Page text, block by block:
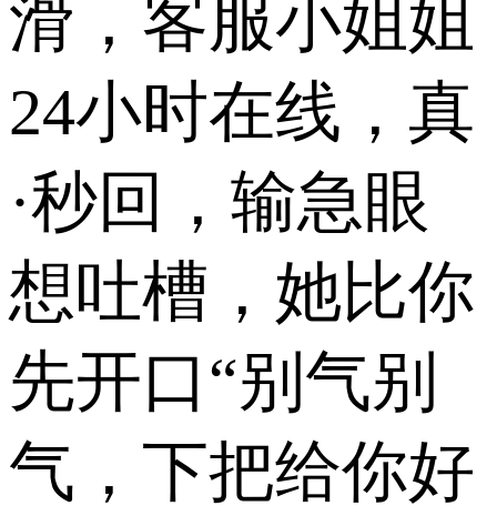
滑，客服小姐姐
24小时在线，真
·秒回，输急眼
想吐槽，她比你
先开口“别气别
气，下把给你好